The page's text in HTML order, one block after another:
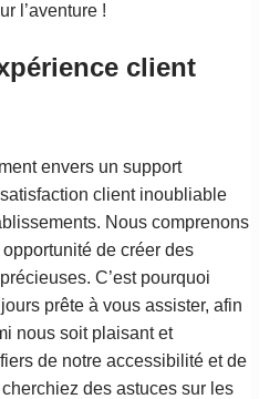
l’aventure !
client
envers un support
client inoubliable
Nous comprenons
de créer des
C’est pourquoi
prête à vous assister, afin
nous soit plaisant et
de notre accessibilité et de
des astuces sur les